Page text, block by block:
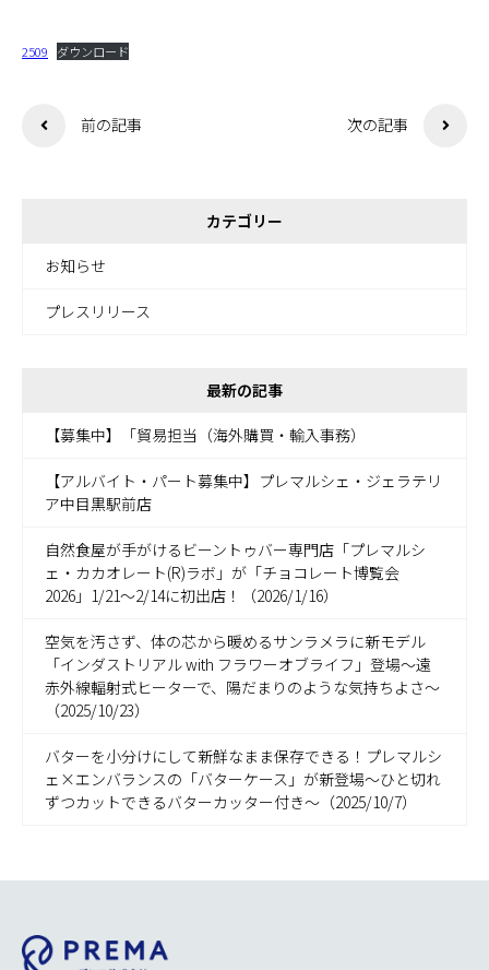
2509 ダウンロード
前の記事 次の記事
カテゴリー
お知らせ
プレスリリース
最新の記事
【募集中】「貿易担当（海外購買・輸入事務）
【アルバイト・パート募集中】プレマルシェ・ジェラテリ
ア中目黒駅前店
自然食屋が手がけるビーントゥバー専門店「プレマルシ
ェ・カカオレート(R)ラボ」が「チョコレート博覧会
2026」1/21～2/14に初出店！（2026/1/16）
空気を汚さず、体の芯から暖めるサンラメラに新モデル
「インダストリアル with フラワーオブライフ」登場～遠
赤外線輻射式ヒーターで、陽だまりのような気持ちよさ～
（2025/10/23）
バターを小分けにして新鮮なまま保存できる！プレマルシ
ェ×エンバランスの「バターケース」が新登場～ひと切れ
ずつカットできるバターカッター付き～（2025/10/7）